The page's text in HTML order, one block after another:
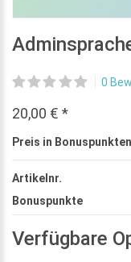
0
20,00 € *
Preis in Bonuspunkten
Artikelnr.
Bonuspunkte
Verfügbare